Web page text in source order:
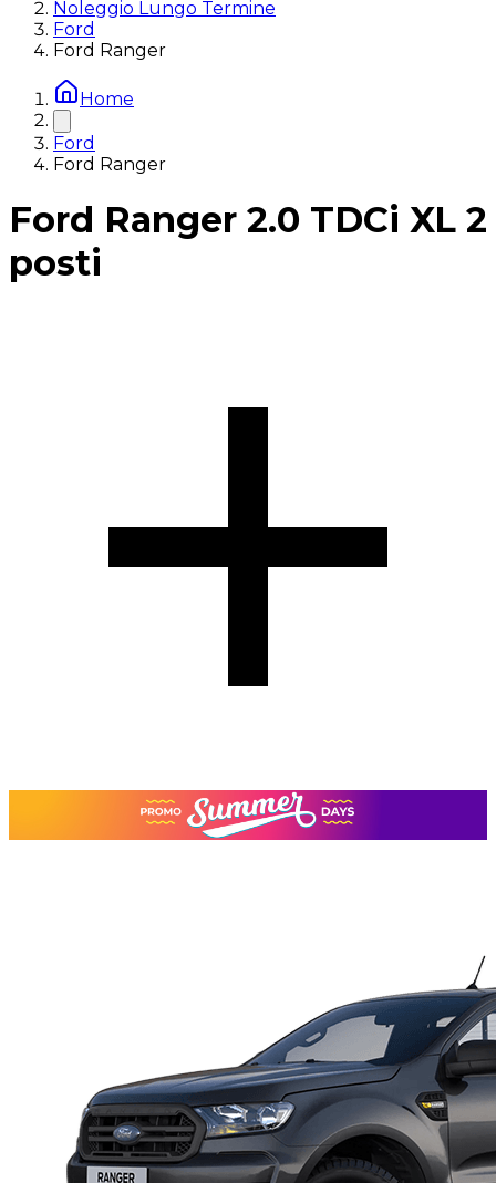
Noleggio Lungo Termine
Ford
Ford Ranger
Home
Ford
Ford Ranger
Ford Ranger 2.0 TDCi XL 2
posti